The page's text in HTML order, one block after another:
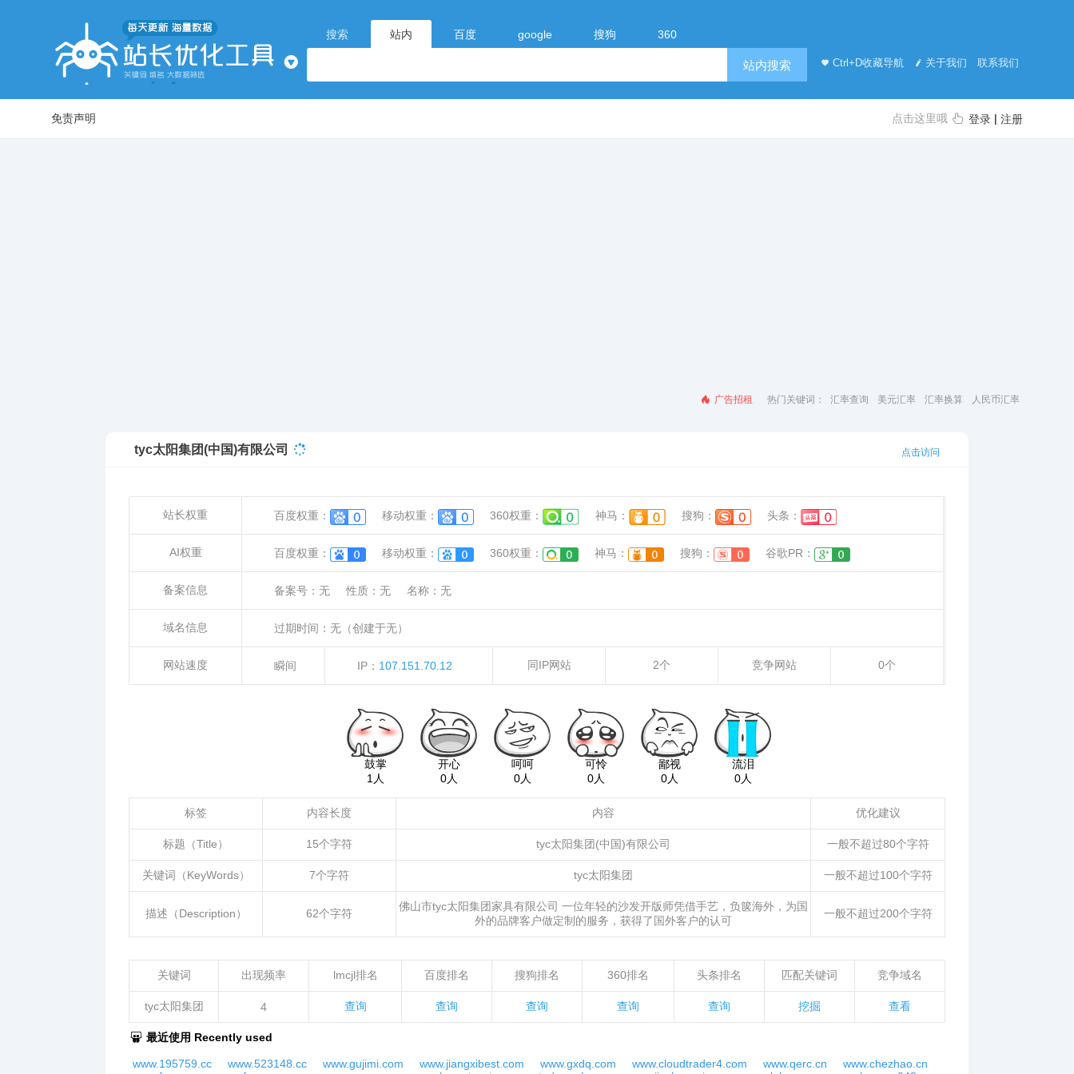
搜索 站内 百度 google 搜狗 360
Ctrl+D收藏导航 关于我们 联系我们
站内搜索
免责声明 点击这里哦 登录 |注册
热门关键词： 汇率查询 美元汇率 汇率换算 人民币汇率
广告招租
tyc太阳集团(中国)有限公司 点击访问
站长权重 百度权重： 移动权重： 360权重： 神马： 搜狗： 头条：
AI权重 百度权重： 移动权重： 360权重： 神马： 搜狗： 谷歌PR：
备案信息 备案号： 无 性质： 无 名称： 无
域名信息 过期时间： 无 （创建于无）
网站速度 瞬间 IP： 107.151.70.12 同IP网站 2个 竞争网站 0个
鼓掌
1人
开心
0人
呵呵
0人
可怜
0人
鄙视
0人
流泪
0人
标签 内容长度 内容 优化建议
标题（Title） 15个字符 tyc太阳集团(中国)有限公司 一般不超过80个字符
关键词（KeyWords） 7个字符 tyc太阳集团 一般不超过100个字符
描述（Description） 62个字符
佛山市tyc太阳集团家具有限公司 一位年轻的沙发开版师凭借手艺，负箧海外，为国
外的品牌客户做定制的服务，获得了国外客户的认可
一般不超过200个字符
关键词 出现频率 lmcjl排名 百度排名 搜狗排名 360排名 头条排名 匹配关键词 竞争域名
tyc太阳集团 4 查询 查询 查询 查询 查询 挖掘 查看
最近使用 Recently used
www.195759.cc www.523148.cc www.gujimi.com www.jiangxibest.com www.gxdq.com www.cloudtrader4.com www.qerc.cn
www.chezhao.cn